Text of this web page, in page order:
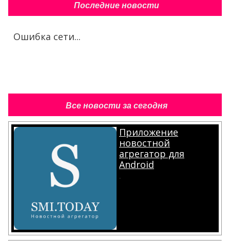
Последние новости
Ошибка сети...
Все новости за сегодня
Приложение
новостной
агрегатор для
Android
.